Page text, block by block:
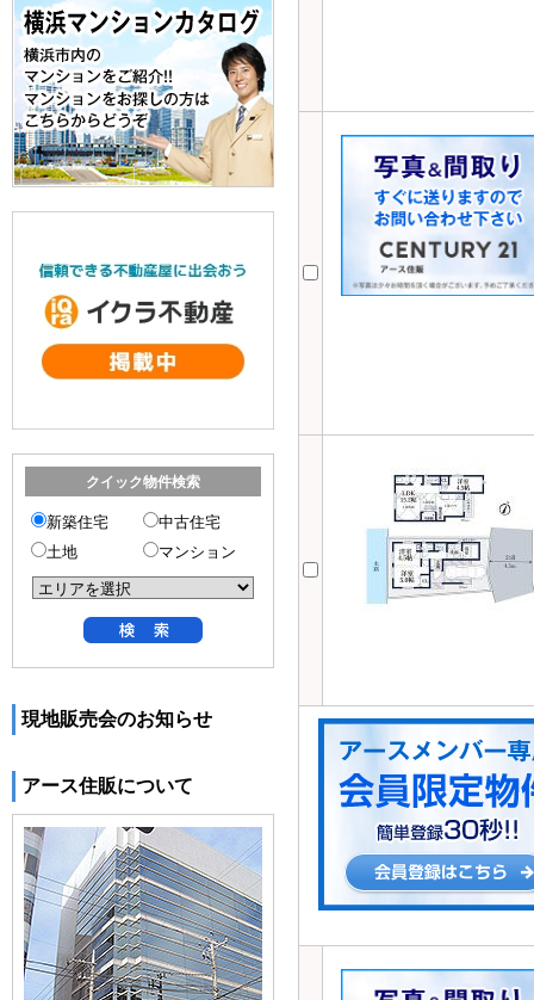
クイック物件検索
新築住宅
中古住宅
土地
マンション
現地販売会のお知らせ
アース住販について